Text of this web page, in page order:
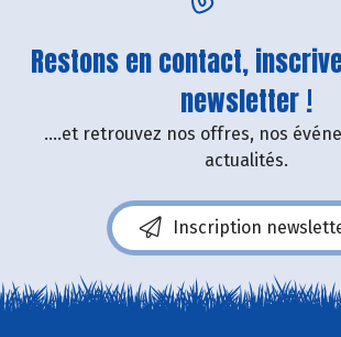
Restons en contact,
newsletter !
....et retrouvez nos offres, nos
actualités.
Inscription